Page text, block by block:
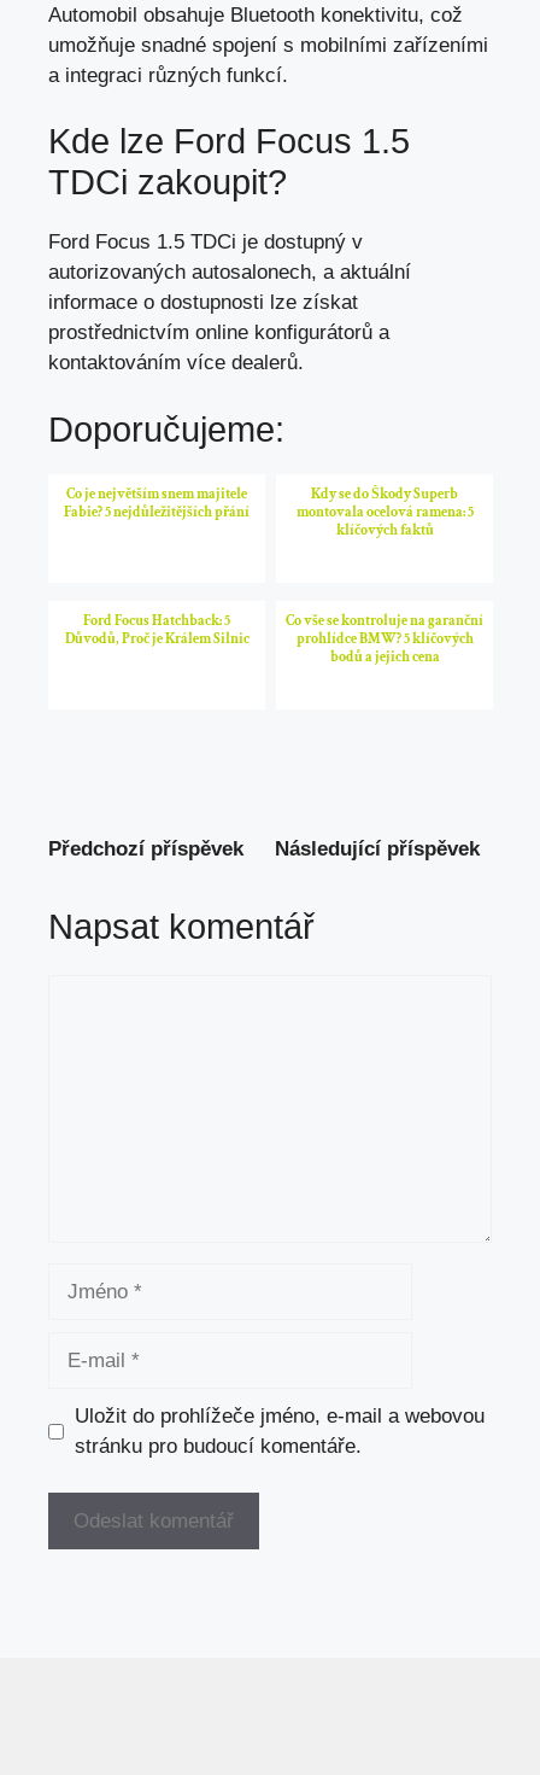
Automobil obsahuje Bluetooth konektivitu, což
umožňuje snadné spojení s mobilními zařízeními
a integraci různých funkcí.
Kde lze Ford Focus 1.5
TDCi zakoupit?
Ford Focus 1.5 TDCi je dostupný v
autorizovaných autosalonech, a aktuální
informace o dostupnosti lze získat
prostřednictvím online konfigurátorů a
kontaktováním více dealerů.
Doporučujeme:
Co je největším snem majitele
Fabie? 5 nejdůležitějších přání
Kdy se do Škody Superb
montovala ocelová ramena: 5
klíčových faktů
Ford Focus Hatchback: 5
Důvodů, Proč je Králem Silnic
Co vše se kontroluje na garanční
prohlídce BMW? 5 klíčových
bodů a jejich cena
Předchozí příspěvek Následující příspěvek
Napsat komentář
Jméno
Uložit do prohlížeče jméno, e-mail a webovou
stránku pro budoucí komentáře.